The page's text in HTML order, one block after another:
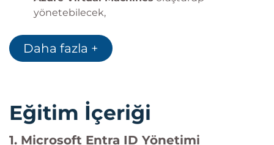
yönetebilecek,
Azure Backup
ve felaket kurtarma süreçlerini
yönetebilecek,
Daha fazla +
Eğitim İçeriği
1. Microsoft Entra ID Yönetimi